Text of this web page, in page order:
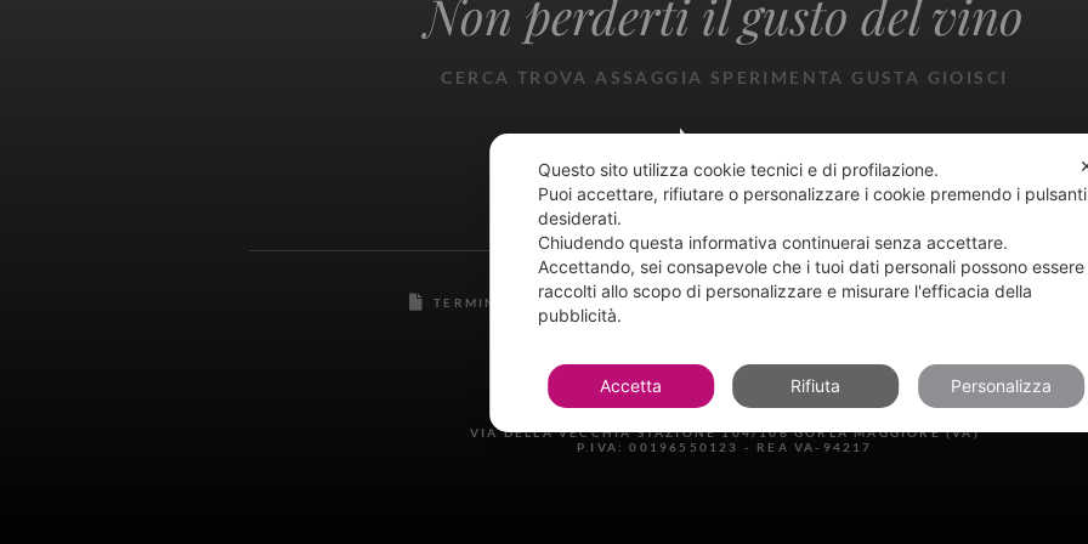
Non perderti il gusto del vino
CERCA TROVA ASSAGGIA SPERIMENTA GUSTA GIOISCI
TERMINI E CONDIZIONI RESI E DIRITTO DI RECESSO PRIVACY CENTER
VIA DELLA VECCHIA STAZIONE 104/106 GORLA MAGGIORE (VA)
P.IVA: 00196550123 - REA VA-94217
Questo sito utilizza cookie tecnici e di profilazione.
Puoi accettare, rifiutare o personalizzare i cookie premendo i pulsanti
desiderati.
Chiudendo questa informativa continuerai senza accettare.
Accettando, sei consapevole che i tuoi dati personali possono essere
raccolti allo scopo di personalizzare e misurare l'efficacia della
pubblicità.
Accetta Rifiuta Personalizza